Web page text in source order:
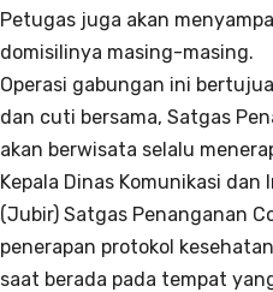
Petugas juga akan
domisilinya masing-masing.
Operasi gabungan ini
dan cuti bersama, Satgas
akan berwisata selalu
Kepala Dinas Komunikasi
(Jubir) Satgas Penanganan
penerapan protokol
saat berada pada tempat